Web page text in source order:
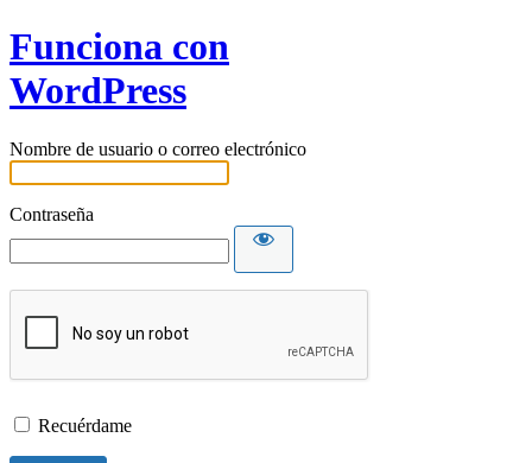
Funciona con
WordPress
Nombre de usuario o correo electrónico
Contraseña
Recuérdame